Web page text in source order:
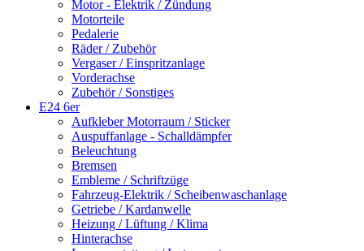
Motor - Elektrik / Zündung
Motorteile
Pedalerie
Räder / Zubehör
Vergaser / Einspritzanlage
Vorderachse
Zubehör / Sonstiges
E24 6er
Aufkleber Motorraum / Sticker
Auspuffanlage - Schalldämpfer
Beleuchtung
Bremsen
Embleme / Schriftzüge
Fahrzeug-Elektrik / Scheibenwaschanlage
Getriebe / Kardanwelle
Heizung / Lüftung / Klima
Hinterachse